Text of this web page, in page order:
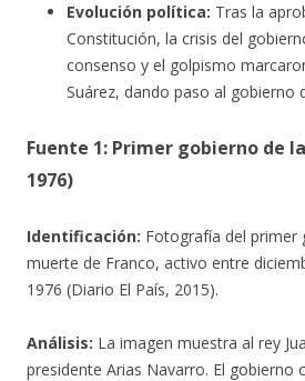
Evolución política: Tras la
Constitución, la crisis del
consenso y el golpismo
Suárez, dando paso al gobierno
Fuente 1: Primer gobierno de
1976)
Identificación: Fotografía del primer
muerte de Franco, activo entre
1976 (Diario El País, 2015).
Análisis: La imagen muestra al rey
presidente Arias Navarro. El gobierno